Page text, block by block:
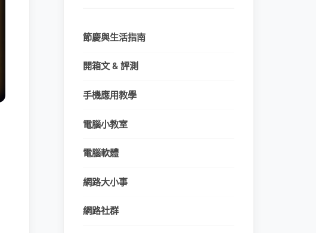
節慶與生活指南
開箱文 & 評測
手機應用教學
電腦小教室
電腦軟體
網路大小事
網路社群